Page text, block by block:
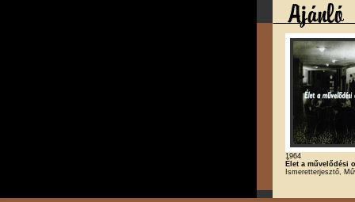
1964
Élet a művelődési
Ismeretterjesztő,